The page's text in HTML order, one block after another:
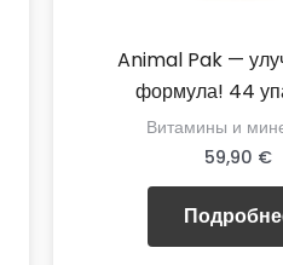
Animal Pak —
формула! 44
Витамины и
59,90 €